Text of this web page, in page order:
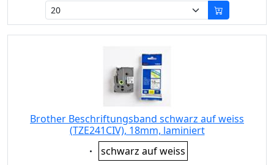
Brother Beschriftungsband schwarz auf weiss
(TZE241CIV), 18mm, laminiert
Eigenschaft:
schwarz auf weiss